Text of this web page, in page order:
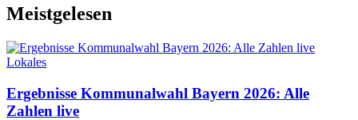
Meistgelesen
Lokales
Ergebnisse Kommunalwahl Bayern 2026: Alle
Zahlen live